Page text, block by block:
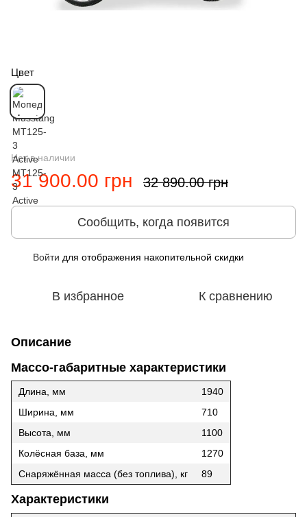
Цвет
Нет в наличии
31 900.00 грн 32 890.00 грн
Сообщить, когда появится
Войти для отображения накопительной скидки
В избранное К сравнению
Описание
Массо-габаритные характеристики
Длина, мм
1940
Ширина, мм
710
Высота, мм
1100
Колёсная база, мм
1270
Снаряжённая масса (без топлива), кг
89
Характеристики